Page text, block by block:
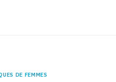
DE FEMMES